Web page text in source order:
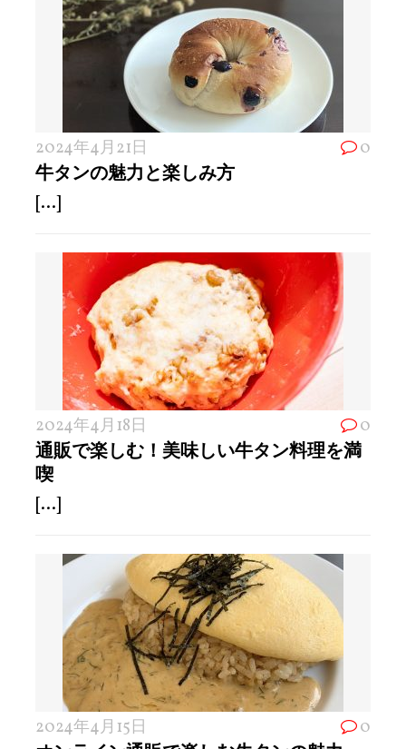
2024年4月21日 0
牛タンの魅力と楽しみ方
[...]
2024年4月18日 0
通販で楽しむ！美味しい牛タン料理を満
喫
[...]
2024年4月15日 0